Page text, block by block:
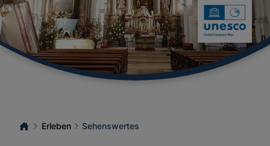
Sehenswertes
Erleben